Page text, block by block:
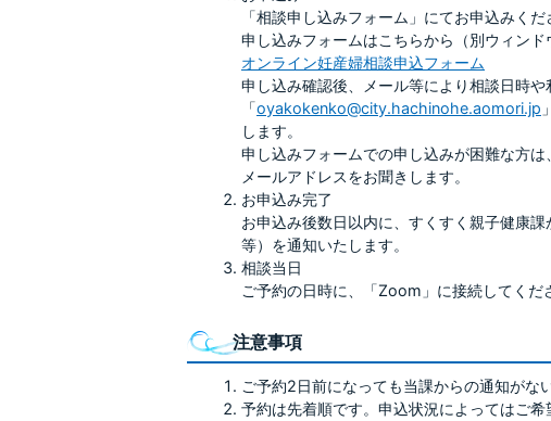
「相談申し込みフォーム」にてお申込みく
申し込みフォームはこちらから（別ウィンド
オンライン妊産婦相談申込フォーム
申し込み確認後、メール等により相談日時や
「oyakokenko@city.hachinohe.aomori.jp
します。
申し込みフォームでの申し込みが困難な方
メールアドレスをお聞きします。
お申込み完了
お申込み後数日以内に、すくすく親子健康
等）を通知いたします。
相談当日
ご予約の日時に、「Zoom」に接続してくだ
注意事項
ご予約2日前になっても当課からの通知がな
予約は先着順です。申込状況によってはご希